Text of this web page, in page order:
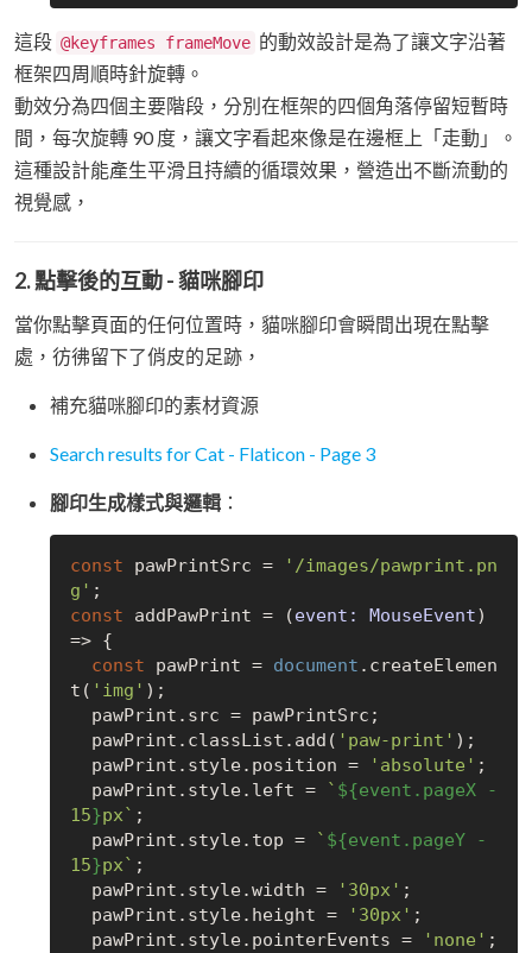
這段 @keyframes frameMove 的動效設計是為了讓文字沿著
框架四周順時針旋轉。
動效分為四個主要階段，分別在框架的四個角落停留短暫時
間，每次旋轉 90 度，讓文字看起來像是在邊框上「走動」。
這種設計能產生平滑且持續的循環效果，營造出不斷流動的
視覺感，
2.點擊後的互動 - 貓咪腳印
當你點擊頁面的任何位置時，貓咪腳印會瞬間出現在點擊
處，彷彿留下了俏皮的足跡，
補充貓咪腳印的素材資源
Search results for Cat - Flaticon - Page 3
腳印生成樣式與邏輯 ：
const pawPrintSrc =
'/images/pawprint.pn
g'
const addPawPrint = (event: MouseEvent)
=> {
const pawPrint = document .createElemen
t( 'img' );
  pawPrint.classList.add(
'paw-print' );
  pawPrint.style.position =
'absolute' ;
  pawPrint.style.left =
`
15}px` ;
  pawPrint.style.top =
`
15}px` ;
  pawPrint.style.width =
'30px' ;
  pawPrint.style.height =
'30px' ;
  pawPrint.style.pointerEvents =
'none' ;